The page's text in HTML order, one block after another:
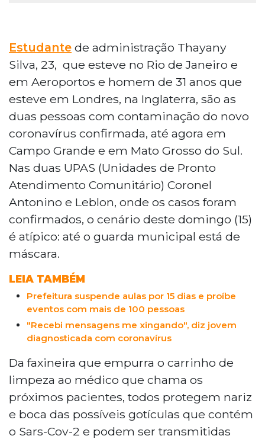
Estudante de administração Thayany
Silva, 23, que esteve no Rio de Janeiro e
em Aeroportos e homem de 31 anos que
esteve em Londres, na Inglaterra, são as
duas pessoas com contaminação do novo
coronavírus confirmada, até agora em
Campo Grande e em Mato Grosso do Sul.
Nas duas UPAS (Unidades de Pronto
Atendimento Comunitário) Coronel
Antonino e Leblon, onde os casos foram
confirmados, o cenário deste domingo (15)
é atípico: até o guarda municipal está de
máscara.
LEIA TAMBÉM
Prefeitura suspende aulas por 15 dias e proíbe
eventos com mais de 100 pessoas
"Recebi mensagens me xingando", diz jovem
diagnosticada com coronavírus
Da faxineira que empurra o carrinho de
limpeza ao médico que chama os
próximos pacientes, todos protegem nariz
e boca das possíveis gotículas que contém
o Sars-Cov-2 e podem ser transmitidas